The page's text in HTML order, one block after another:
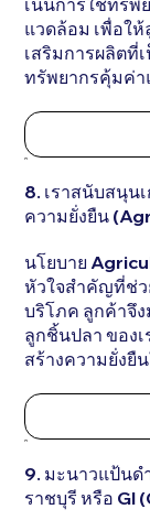
แวดล้อม เพื่อใ
เสริมการผลิตที่
ทรัพยากรคุ้มค่
8. เราสนับสนุน
ความยั่งยืน
นโยบาย
หัวใจสำคัญที่ช่ว
บริโภค ลูกค้าจึ
ลูกชิ้นปลา ของ
สร้างความยั่งยื
9. มะนาวแป้นด
ราชบุรี หรือ GI